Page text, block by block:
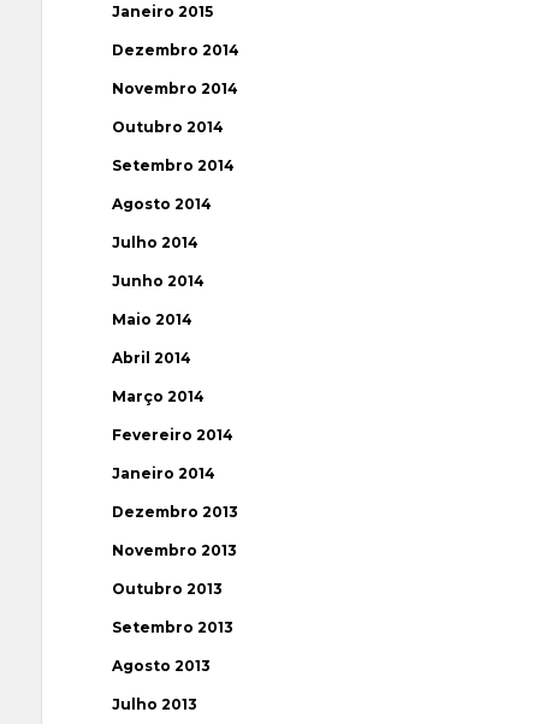
Janeiro 2015
Dezembro 2014
Novembro 2014
Outubro 2014
Setembro 2014
Agosto 2014
Julho 2014
Junho 2014
Maio 2014
Abril 2014
Março 2014
Fevereiro 2014
Janeiro 2014
Dezembro 2013
Novembro 2013
Outubro 2013
Setembro 2013
Agosto 2013
Julho 2013